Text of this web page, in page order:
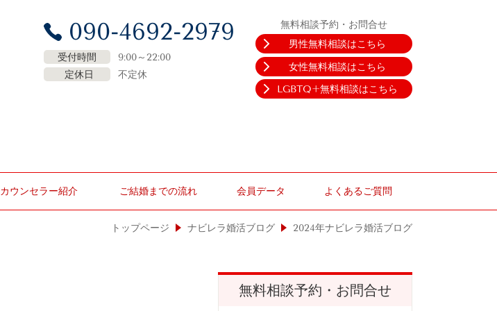
090-4692-2979
受付時間
9:00～22:00
定休日
不定休
無料相談予約・お問合せ
男性無料相談はこちら
女性無料相談はこちら
LGBTQ+無料相談はこちら
カウンセラー紹介 ご結婚までの流れ 会員データ よくあるご質問
トップページ ナビレラ婚活ブログ 2024年ナビレラ婚活ブログ
無料相談予約・お問合せ